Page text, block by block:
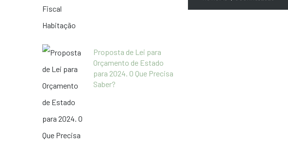
Proposta de Lei para
Orçamento de Estado
para 2024. O Que Precisa
Saber?